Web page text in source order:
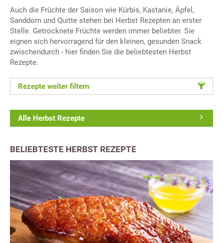
Auch die Früchte der Saison wie Kürbis, Kastanie, Äpfel,
Sanddorn und Quitte stehen bei Herbst Rezepten an erster
Stelle. Getrocknete Früchte werden immer beliebter. Sie
eignen sich hervorragend für den kleinen, gesunden Snack
zwischendurch - hier finden Sie die beliebtesten Herbst
Rezepte.
Rezepte weiter filtern
Alle Herbst Rezepte
BELIEBTESTE HERBST REZEPTE